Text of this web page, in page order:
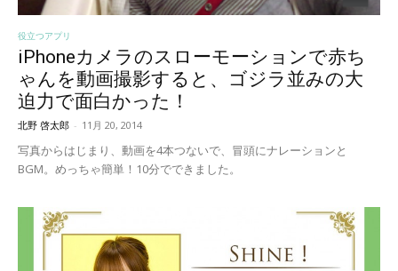
役立つアプリ
iPhoneカメラのスローモーションで赤ち
ゃんを動画撮影すると、ゴジラ並みの大
迫力で面白かった！
北野 啓太郎 - 11月 20, 2014
写真からはじまり、動画を4本つないで、冒頭にナレーションと
BGM。めっちゃ簡単！10分でできました。